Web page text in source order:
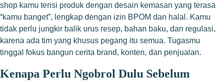
shop kamu terisi produk dengan desain kemasan yang terasa
“kamu banget”, lengkap dengan izin BPOM dan halal. Kamu
tidak perlu jungkir balik urus resep, bahan baku, dan regulasi,
karena ada tim yang khusus pegang itu semua. Tugasmu
tinggal fokus bangun cerita brand, konten, dan penjualan.
Kenapa Perlu Ngobrol Dulu Sebelum